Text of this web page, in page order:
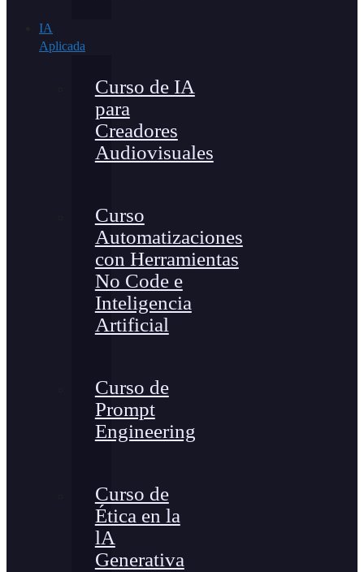
IA
Aplicada
Curso de IA
para
Creadores
Audiovisuales
Curso
Automatizaciones
con Herramientas
No Code e
Inteligencia
Artificial
Curso de
Prompt
Engineering
Curso de
Ética en la
lA
Generativa